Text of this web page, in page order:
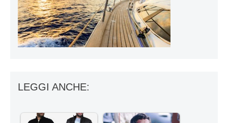
LEGGI ANCHE: